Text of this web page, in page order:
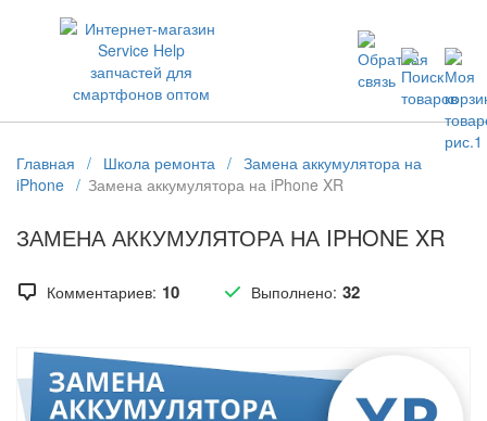
ЗАПЧАСТИ ДЛЯ ТЕЛЕФОНОВ ОПТОМ
Главная / Школа ремонта / Замена аккумулятора на
iPhone / Замена аккумулятора на iPhone XR
ЗАМЕНА АККУМУЛЯТОРА НА IPHONE XR
Комментариев: 10 Выполнено: 32